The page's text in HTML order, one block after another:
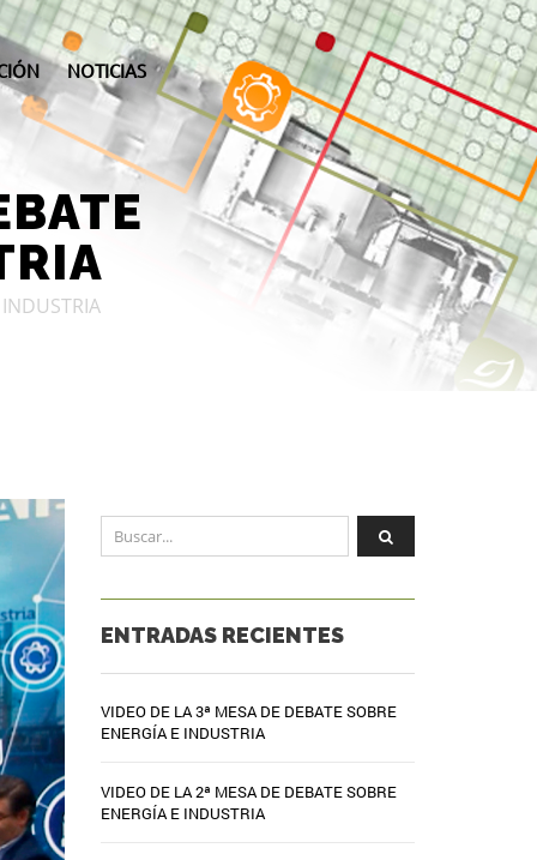
NOTICIAS
ENTRADAS RECIENTES
VIDEO DE LA 3ª MESA DE DEBATE SOBRE
ENERGÍA E INDUSTRIA
VIDEO DE LA 2ª MESA DE DEBATE SOBRE
ENERGÍA E INDUSTRIA